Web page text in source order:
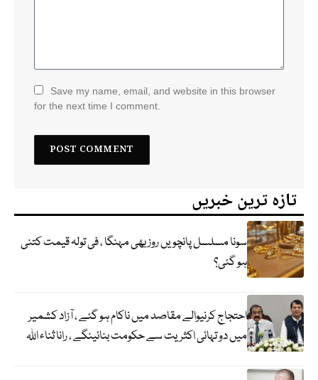
Save my name, email, and website in this browser
for the next time I comment.
تازہ ترین خبریں
سونا مسلسل پانچویں روز بھی مہنگا ، فی تولہ قیمت کتنی
ہو گئی؟
احتجاج کرنیوالے مقاصد میں ناکام ہو گئے ، آزاد کشمیر
میں دو تہائی اکثریت سے حکومت بنائینگے ، رانا ثناء اللہ